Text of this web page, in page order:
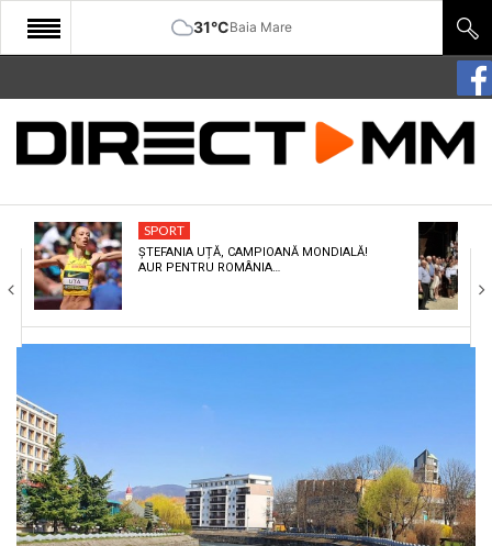
31°CBaia Mare
START
COMUNITATE
CULTURA
ECONOMIE
SANATATE
SPECIAL
POLITIC
LIFE
SPORT
ȘTEFANIA UȚĂ, CAMPIOANĂ MONDIALĂ!
AUR PENTRU ROMÂNIA…